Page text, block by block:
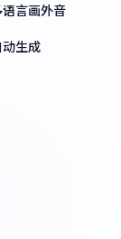
语言画外音
生成